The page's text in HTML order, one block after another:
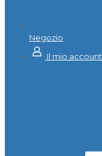
Negozio
Il mio account